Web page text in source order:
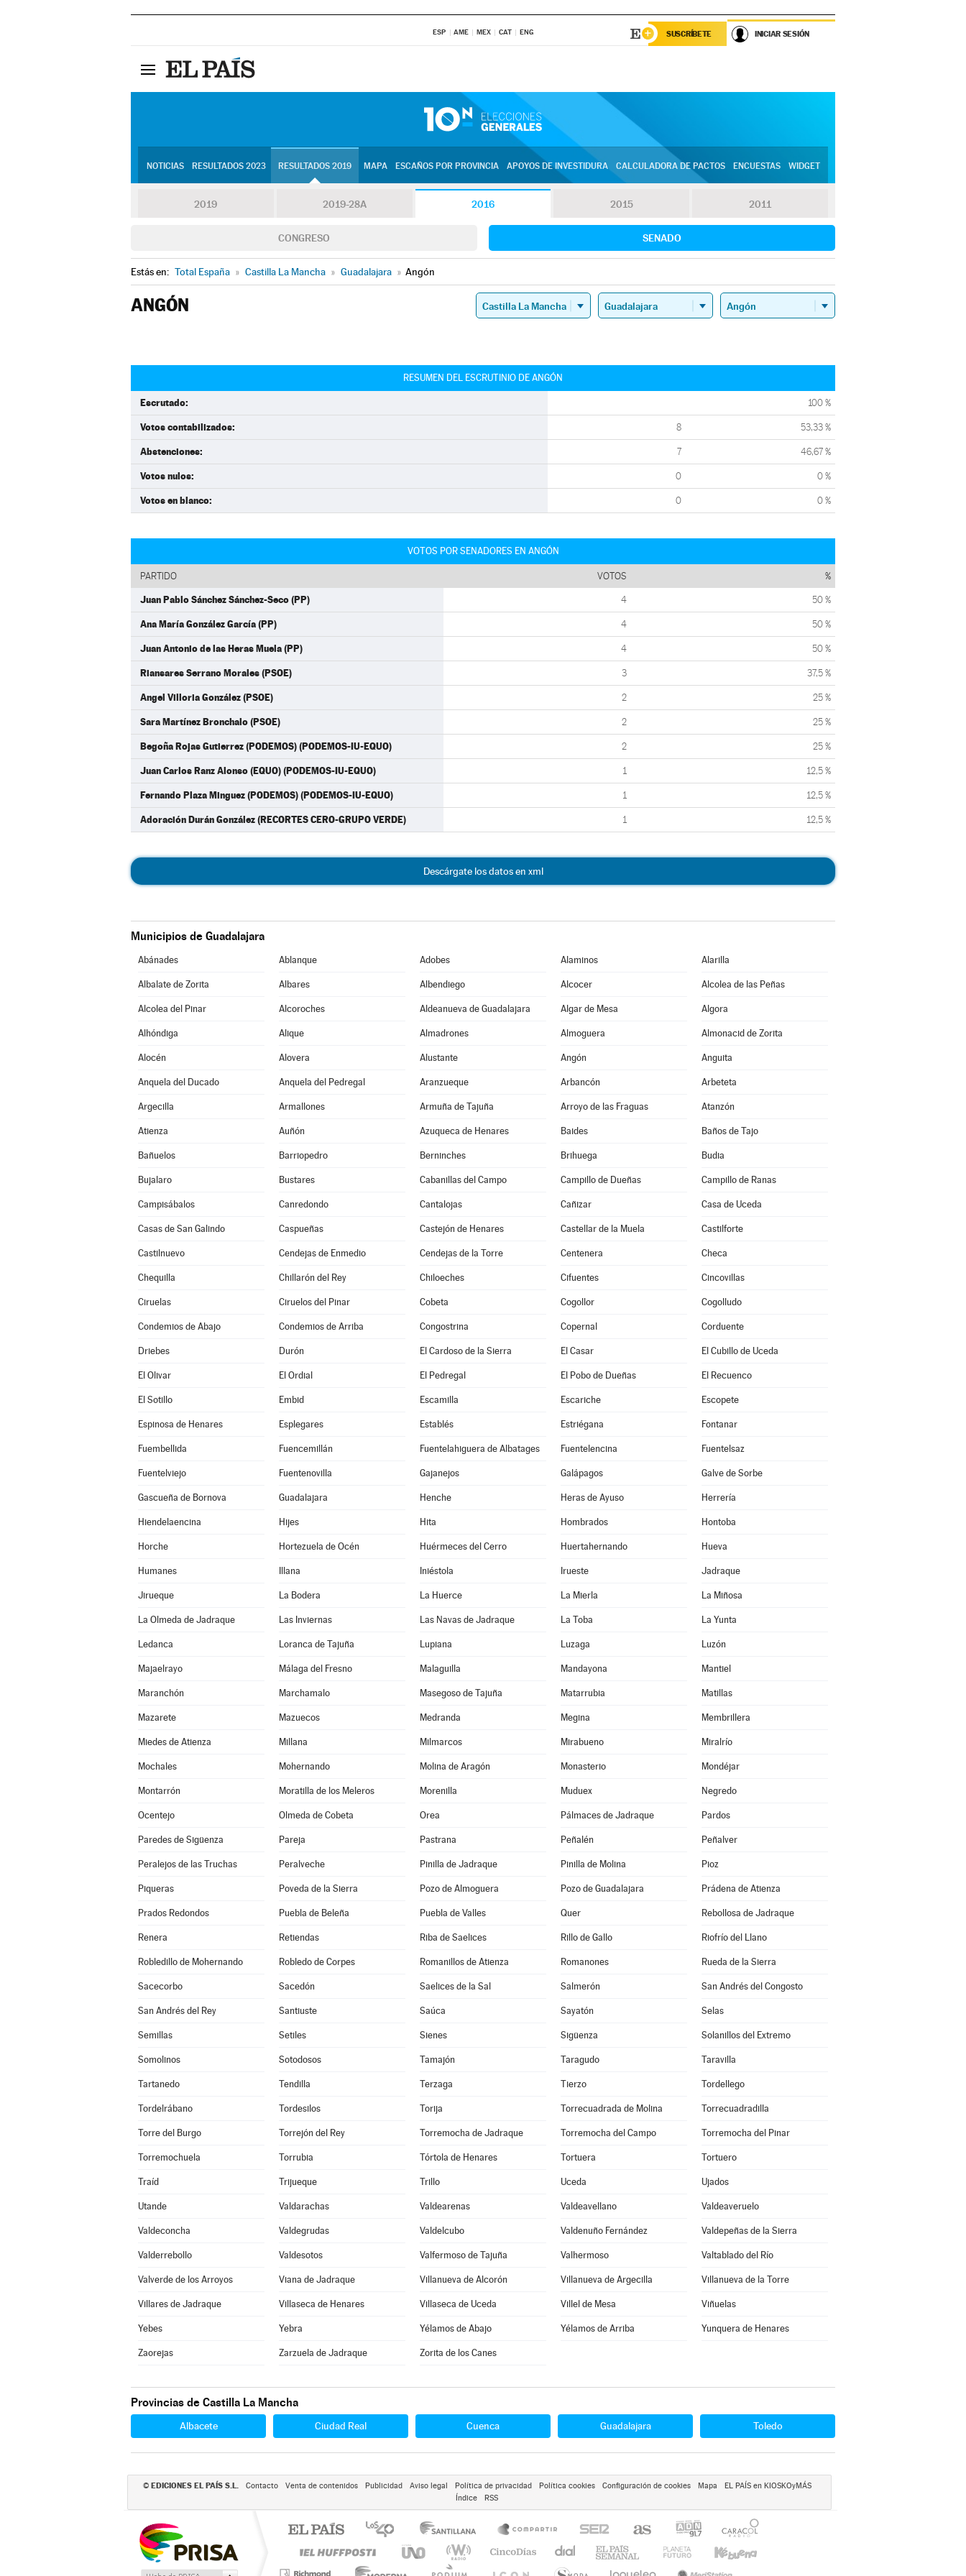
ESP AME MEX CAT ENG SUSCRÍBETE INICIAR SESIÓN
NOTICIAS RESULTADOS 2023 RESULTADOS 2019 MAPA ESCAÑOS POR PROVINCIA APOYOS DE INVESTIDURA CALCULADORA DE PACTOS ENCUESTAS WIDGET
2019 2019-28A 2016 2015 2011
CONGRESO SENADO
Estás en: Total España » Castilla La Mancha » Guadalajara » Angón
ANGÓN
RESUMEN DEL ESCRUTINIO DE ANGÓN
Escrutado: 100 %
Votos contabilizados: 8 53,33 %
Abstenciones: 7 46,67 %
Votos nulos: 0 0 %
Votos en blanco: 0 0 %
VOTOS POR SENADORES EN ANGÓN
PARTIDO VOTOS %
Juan Pablo Sánchez Sánchez-Seco (PP) 4 50 %
Ana María González García (PP) 4 50 %
Juan Antonio de las Heras Muela (PP) 4 50 %
Riansares Serrano Morales (PSOE) 3 37,5 %
Angel Villoria González (PSOE) 2 25 %
Sara Martínez Bronchalo (PSOE) 2 25 %
Begoña Rojas Gutierrez (PODEMOS) (PODEMOS-IU-EQUO) 2 25 %
Juan Carlos Ranz Alonso (EQUO) (PODEMOS-IU-EQUO) 1 12,5 %
Fernando Plaza Minguez (PODEMOS) (PODEMOS-IU-EQUO) 1 12,5 %
Adoración Durán González (RECORTES CERO-GRUPO VERDE) 1 12,5 %
Descárgate los datos en xml
Municipios de Guadalajara
Abánades Ablanque Adobes Alaminos Alarilla
Albalate de Zorita Albares Albendiego Alcocer Alcolea de las Peñas
Alcolea del Pinar Alcoroches Aldeanueva de Guadalajara Algar de Mesa Algora
Alhóndiga Alique Almadrones Almoguera Almonacid de Zorita
Alocén Alovera Alustante Angón Anguita
Anquela del Ducado Anquela del Pedregal Aranzueque Arbancón Arbeteta
Argecilla Armallones Armuña de Tajuña Arroyo de las Fraguas Atanzón
Atienza Auñón Azuqueca de Henares Baides Baños de Tajo
Bañuelos Barriopedro Berninches Brihuega Budia
Bujalaro Bustares Cabanillas del Campo Campillo de Dueñas Campillo de Ranas
Campisábalos Canredondo Cantalojas Cañizar Casa de Uceda
Casas de San Galindo Caspueñas Castejón de Henares Castellar de la Muela Castilforte
Castilnuevo Cendejas de Enmedio Cendejas de la Torre Centenera Checa
Chequilla Chillarón del Rey Chiloeches Cifuentes Cincovillas
Ciruelas Ciruelos del Pinar Cobeta Cogollor Cogolludo
Condemios de Abajo Condemios de Arriba Congostrina Copernal Corduente
Driebes Durón El Cardoso de la Sierra El Casar El Cubillo de Uceda
El Olivar El Ordial El Pedregal El Pobo de Dueñas El Recuenco
El Sotillo Embid Escamilla Escariche Escopete
Espinosa de Henares Esplegares Establés Estriégana Fontanar
Fuembellida Fuencemillán Fuentelahiguera de Albatages Fuentelencina Fuentelsaz
Fuentelviejo Fuentenovilla Gajanejos Galápagos Galve de Sorbe
Gascueña de Bornova Guadalajara Henche Heras de Ayuso Herrería
Hiendelaencina Hijes Hita Hombrados Hontoba
Horche Hortezuela de Océn Huérmeces del Cerro Huertahernando Hueva
Humanes Illana Iniéstola Irueste Jadraque
Jirueque La Bodera La Huerce La Mierla La Miñosa
La Olmeda de Jadraque Las Inviernas Las Navas de Jadraque La Toba La Yunta
Ledanca Loranca de Tajuña Lupiana Luzaga Luzón
Majaelrayo Málaga del Fresno Malaguilla Mandayona Mantiel
Maranchón Marchamalo Masegoso de Tajuña Matarrubia Matillas
Mazarete Mazuecos Medranda Megina Membrillera
Miedes de Atienza Millana Milmarcos Mirabueno Miralrío
Mochales Mohernando Molina de Aragón Monasterio Mondéjar
Montarrón Moratilla de los Meleros Morenilla Muduex Negredo
Ocentejo Olmeda de Cobeta Orea Pálmaces de Jadraque Pardos
Paredes de Sigüenza Pareja Pastrana Peñalén Peñalver
Peralejos de las Truchas Peralveche Pinilla de Jadraque Pinilla de Molina Pioz
Piqueras Poveda de la Sierra Pozo de Almoguera Pozo de Guadalajara Prádena de Atienza
Prados Redondos Puebla de Beleña Puebla de Valles Quer Rebollosa de Jadraque
Renera Retiendas Riba de Saelices Rillo de Gallo Riofrío del Llano
Robledillo de Mohernando Robledo de Corpes Romanillos de Atienza Romanones Rueda de la Sierra
Sacecorbo Sacedón Saelices de la Sal Salmerón San Andrés del Congosto
San Andrés del Rey Santiuste Saúca Sayatón Selas
Semillas Setiles Sienes Sigüenza Solanillos del Extremo
Somolinos Sotodosos Tamajón Taragudo Taravilla
Tartanedo Tendilla Terzaga Tierzo Tordellego
Tordelrábano Tordesilos Torija Torrecuadrada de Molina Torrecuadradilla
Torre del Burgo Torrejón del Rey Torremocha de Jadraque Torremocha del Campo Torremocha del Pinar
Torremochuela Torrubia Tórtola de Henares Tortuera Tortuero
Traíd Trijueque Trillo Uceda Ujados
Utande Valdarachas Valdearenas Valdeavellano Valdeaveruelo
Valdeconcha Valdegrudas Valdelcubo Valdenuño Fernández Valdepeñas de la Sierra
Valderrebollo Valdesotos Valfermoso de Tajuña Valhermoso Valtablado del Río
Valverde de los Arroyos Viana de Jadraque Villanueva de Alcorón Villanueva de Argecilla Villanueva de la Torre
Villares de Jadraque Villaseca de Henares Villaseca de Uceda Villel de Mesa Viñuelas
Yebes Yebra Yélamos de Abajo Yélamos de Arriba Yunquera de Henares
Zaorejas Zarzuela de Jadraque Zorita de los Canes
Provincias de Castilla La Mancha
Albacete Ciudad Real Cuenca Guadalajara Toledo
© EDICIONES EL PAÍS S.L. Contacto Venta de contenidos Publicidad Aviso legal Política de privacidad Política cookies Configuración de cookies Mapa
EL PAÍS en KIOSKOyMÁS
Índice
RSS